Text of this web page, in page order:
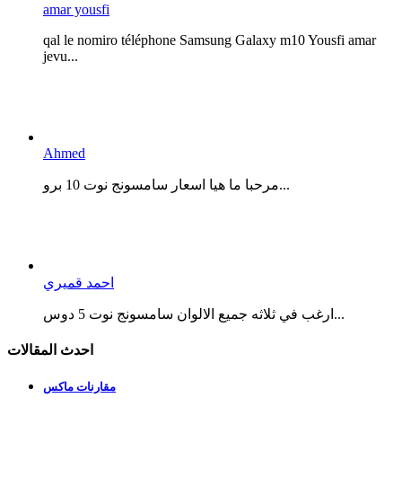
amar yousfi
qal le nomiro téléphone Samsung Galaxy m10 Yousfi amar
jevu...
Ahmed
مرحبا ما هيا اسعار سامسونج نوت 10 برو...
احمد قميري
ارغب في ثلاثه جميع الالوان سامسونج نوت 5 دوس...
احدث المقالات
مقارنات ماكس